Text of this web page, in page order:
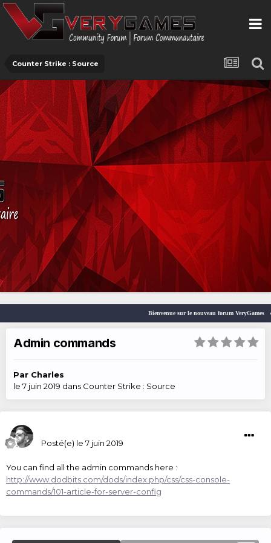
Counter Strike : Source
Bienvenue sur le nouveau forum VeryGames
Admin commands
Par Charles
le 7 juin 2019 dans Counter Strike : Source
Posté(e) le 7 juin 2019
You can find all the admin commands here :
http://www.dodbits.com/dods/index.php/css/css-console-
commands/101-article-for-server-config